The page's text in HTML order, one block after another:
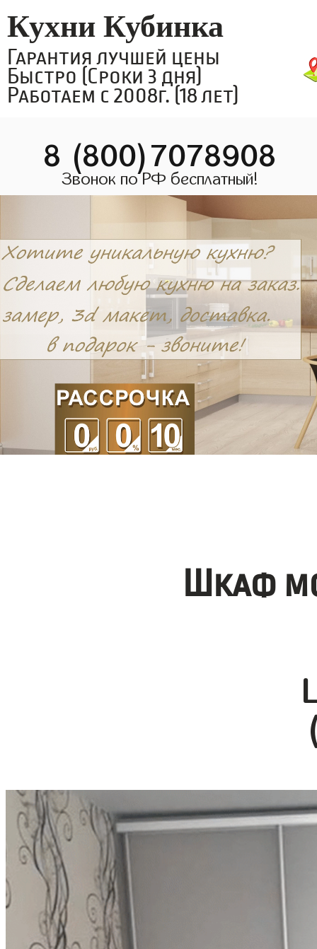
Кухни Кубинка
Гарантия лучшей цены
Быстро (Сроки 3 дня)
Работаем с 2008г. (18 лет)
8 (800)7078908
Звонок по РФ бесплатный!
Шкаф